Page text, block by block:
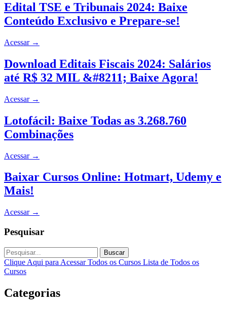
Edital TSE e Tribunais 2024: Baixe
Conteúdo Exclusivo e Prepare-se!
Acessar →
Download Editais Fiscais 2024: Salários
até R$ 32 MIL &#8211; Baixe Agora!
Acessar →
Lotofácil: Baixe Todas as 3.268.760
Combinações
Acessar →
Baixar Cursos Online: Hotmart, Udemy e
Mais!
Acessar →
Pesquisar
Buscar
Clique Aqui para Acessar Todos os Cursos Lista de Todos os
Cursos
Categorias